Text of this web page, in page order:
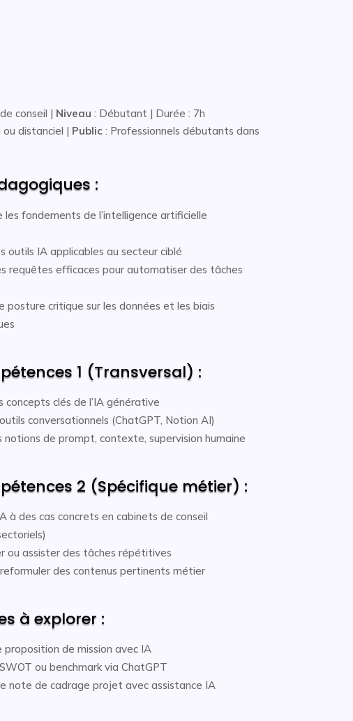
conseil | Niveau : Débutant | Durée : 7h
distanciel | Public: Professionnels débutants dans
:
les fondements de l’intelligence artificielle
outils IA applicables au secteur ciblé
requêtes efficaces pour automatiser des tâches
posture critique sur les données et les biais
1 (Transversal) :
concepts clés de l’IA générative
conversationnels (ChatGPT, Notion AI)
notions de prompt, contexte, supervision humaine
2 (Spécifique métier) :
à des cas concrets en cabinets de conseil
ou assister des tâches répétitives
des contenus pertinents métier
à explorer :
proposition de mission avec IA
ou benchmark via ChatGPT
note de cadrage projet avec assistance IA